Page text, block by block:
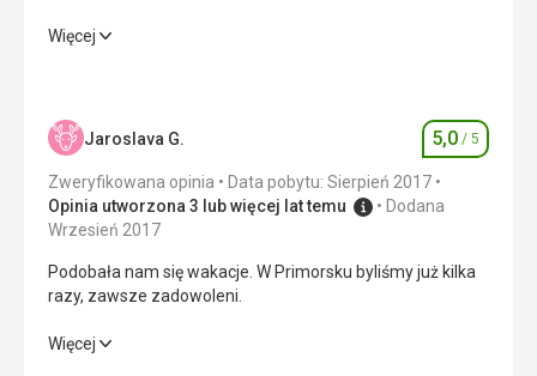
W porządku
Zakwaterowanie 5,0/ 5
Okolica
Usługi
Cena 5,0/ 5
Plaża
Więcej
Jaroslava G. Ocena
5,0 / 5
Zweryfikowana opinia
Data pobytu: Sierpień 2017
Opinia utworzona 3 lub więcej lat temu
Dodana
Wrzesień 2017
Podobała nam się wakacje. W Primorsku byliśmy już kilka
razy, zawsze zadowoleni.
Podobała nam się wakacje. W Primorsku byliśmy już kilka
Więcej